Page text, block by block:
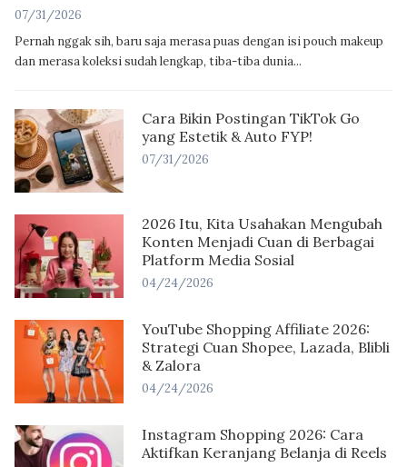
07/31/2026
Pernah nggak sih, baru saja merasa puas dengan isi pouch makeup
dan merasa koleksi sudah lengkap, tiba-tiba dunia...
Cara Bikin Postingan TikTok Go
yang Estetik & Auto FYP!
07/31/2026
2026 Itu, Kita Usahakan Mengubah
Konten Menjadi Cuan di Berbagai
Platform Media Sosial
04/24/2026
YouTube Shopping Affiliate 2026:
Strategi Cuan Shopee, Lazada, Blibli
& Zalora
04/24/2026
Instagram Shopping 2026: Cara
Aktifkan Keranjang Belanja di Reels